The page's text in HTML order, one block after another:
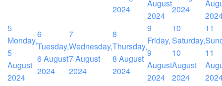
2024
August
2024
2024
5
Monday,
5
August
2024
6
Tuesday,
6 August
2024
7
Wednesday,
7 August
2024
8
Thursday,
8 August
2024
9
Friday,
9
August
2024
10
Saturday,
10
August
2024
11
11